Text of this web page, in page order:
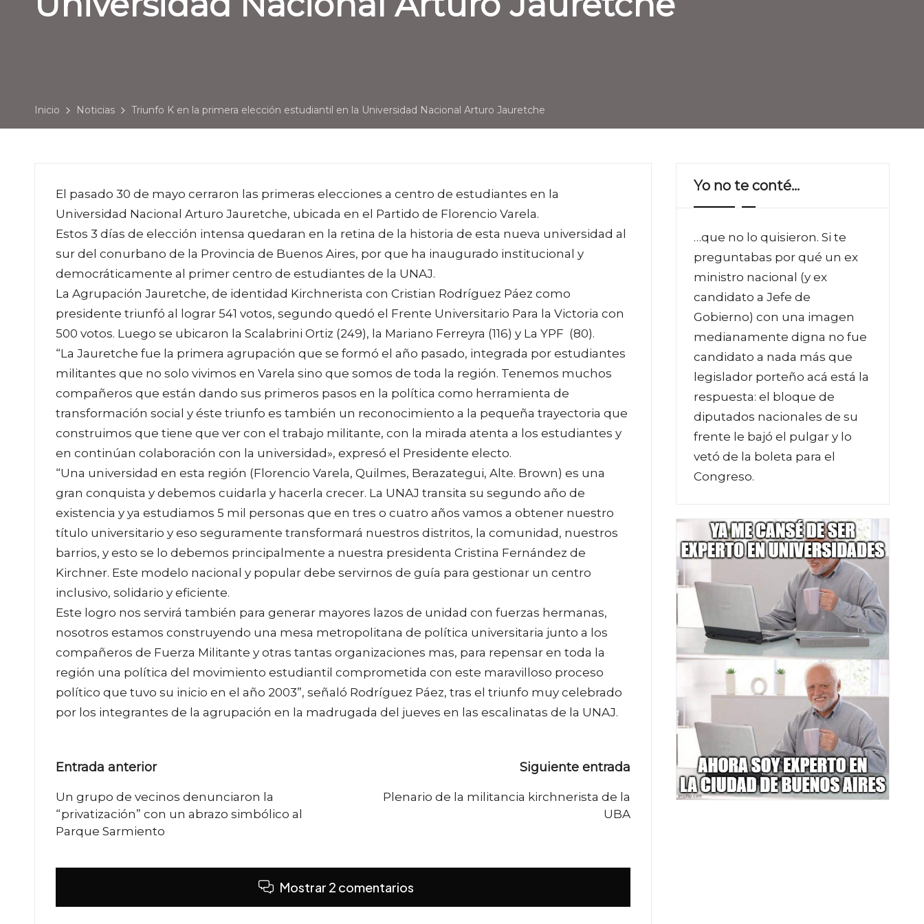
Inicio Noticias Triunfo K en la primera elección estudiantil en la Universidad Nacional Arturo Jauretche
El pasado 30 de mayo cerraron las primeras elecciones a centro de estudiantes en la
Universidad Nacional Arturo Jauretche, ubicada en el Partido de Florencio Varela.
Estos 3 días de elección intensa quedaran en la retina de la historia de esta nueva universidad al
sur del conurbano de la Provincia de Buenos Aires, por que ha inaugurado institucional y
democráticamente al primer centro de estudiantes de la UNAJ.
La Agrupación Jauretche, de identidad Kirchnerista con Cristian Rodríguez Páez como
presidente triunfó al lograr 541 votos, segundo quedó el Frente Universitario Para la Victoria con
500 votos. Luego se ubicaron la Scalabrini Ortiz (249), la Mariano Ferreyra (116) y La YPF (80).
“La Jauretche fue la primera agrupación que se formó el año pasado, integrada por estudiantes
militantes que no solo vivimos en Varela sino que somos de toda la región. Tenemos muchos
compañeros que están dando sus primeros pasos en la política como herramienta de
transformación social y éste triunfo es también un reconocimiento a la pequeña trayectoria que
construimos que tiene que ver con el trabajo militante, con la mirada atenta a los estudiantes y
en continúan colaboración con la universidad», expresó el Presidente electo.
“Una universidad en esta región (Florencio Varela, Quilmes, Berazategui, Alte. Brown) es una
gran conquista y debemos cuidarla y hacerla crecer. La UNAJ transita su segundo año de
existencia y ya estudiamos 5 mil personas que en tres o cuatro años vamos a obtener nuestro
título universitario y eso seguramente transformará nuestros distritos, la comunidad, nuestros
barrios, y esto se lo debemos principalmente a nuestra presidenta Cristina Fernández de
Kirchner. Este modelo nacional y popular debe servirnos de guía para gestionar un centro
inclusivo, solidario y eficiente.
Este logro nos servirá también para generar mayores lazos de unidad con fuerzas hermanas,
nosotros estamos construyendo una mesa metropolitana de política universitaria junto a los
compañeros de Fuerza Militante y otras tantas organizaciones mas, para repensar en toda la
región una política del movimiento estudiantil comprometida con este maravilloso proceso
político que tuvo su inicio en el año 2003”, señaló Rodríguez Páez, tras el triunfo muy celebrado
por los integrantes de la agrupación en la madrugada del jueves en las escalinatas de la UNAJ.
Navegación
de
entradas
Entrada anterior
Un grupo de vecinos denunciaron la
“privatización” con un abrazo simbólico al
Parque Sarmiento
Siguiente entrada
Plenario de la militancia kirchnerista de la
UBA
Mostrar 2 comentarios
Yo no te conté…
…que no lo quisieron. Si te
preguntabas por qué un ex
ministro nacional (y ex
candidato a Jefe de
Gobierno) con una imagen
medianamente digna no fue
candidato a nada más que
legislador porteño acá está la
respuesta: el bloque de
diputados nacionales de su
frente le bajó el pulgar y lo
vetó de la boleta para el
Congreso.